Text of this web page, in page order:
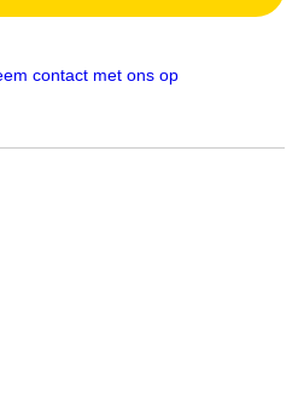
contact met ons op